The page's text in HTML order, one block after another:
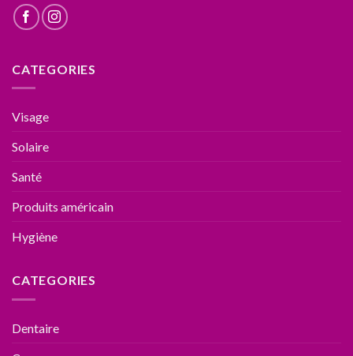
CATEGORIES
Visage
Solaire
Santé
Produits américain
Hygiène
CATEGORIES
Dentaire